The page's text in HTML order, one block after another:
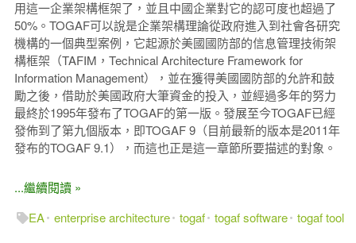
用這一企業架構框架了，並且中國企業對它的認可度也超過了
50%。 TOGAF可以說是企業架構理論從政府進入到社會各研究
機構的一個典型案例，它起源於美國國防部的信息管理技術架
構框架（TAFIM，Technical Architecture Framework for
Information Management），並在獲得美國國防部的允許和鼓
勵之後，借助於美國政府大筆資金的投入，並經過多年的努力
最終於1995年發布了TOGAF的第一版。 發展至今TOGAF已經
發佈到了第九個版本，即TOGAF 9（目前最新的版本是2011年
發布的TOGAF 9.1），而這也正是這一章節所要描述的對象。
...繼續閱讀 »
EA enterprise architecture togaf togaf software togaf tool